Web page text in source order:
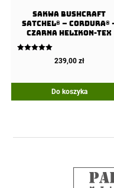
Sakwa BUSHCRAFT
SATCHEL® – Cordura®
Czarna Helikon-tex
239,00 zł
Do koszyka